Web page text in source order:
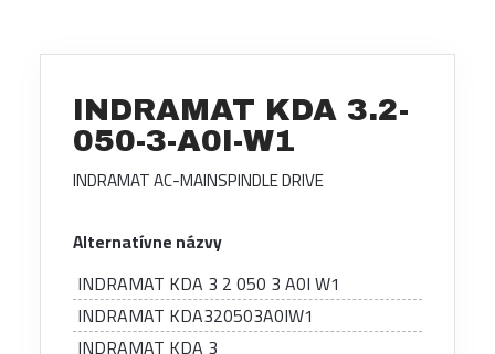
INDRAMAT KDA 3.2-
050-3-A0I-W1
INDRAMAT AC-MAINSPINDLE DRIVE
Alternatívne názvy
INDRAMAT KDA 3 2 050 3 A0I W1
INDRAMAT KDA320503A0IW1